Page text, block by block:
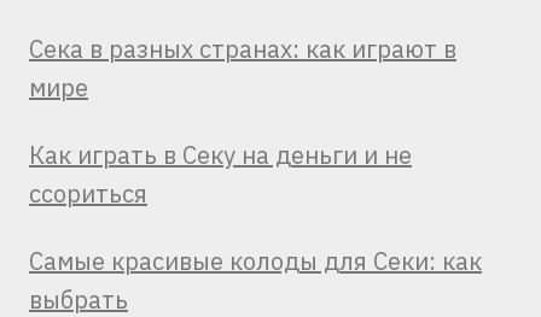
Сека в разных странах: как играют в
мире
Как играть в Секу на деньги и не
ссориться
Самые красивые колоды для Секи: как
выбрать